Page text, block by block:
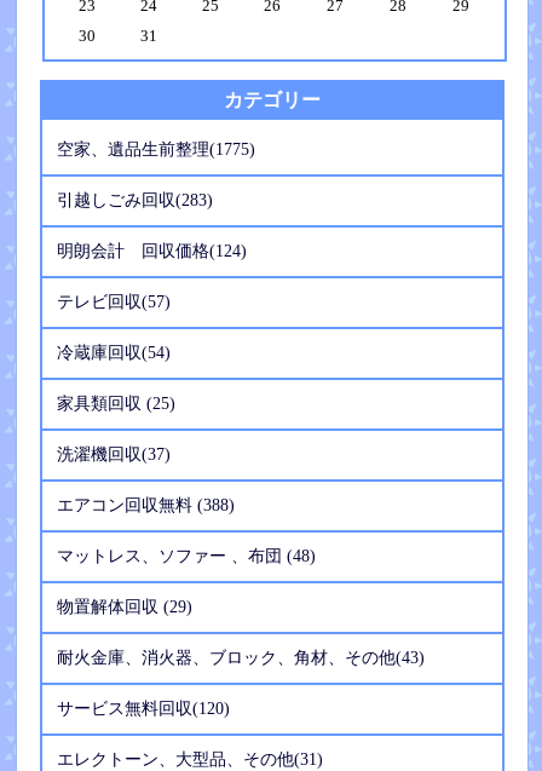
23
24 25 26 27 28
29
30
31
カテゴリー
空家、遺品生前整理(1775)
引越しごみ回収(283)
明朗会計 回収価格(124)
テレビ回収(57)
冷蔵庫回収(54)
家具類回収 (25)
洗濯機回収(37)
エアコン回収無料 (388)
マットレス、ソファー 、布団 (48)
物置解体回収 (29)
耐火金庫、消火器、ブロック、角材、その他(43)
サービス無料回収(120)
エレクトーン、大型品、その他(31)